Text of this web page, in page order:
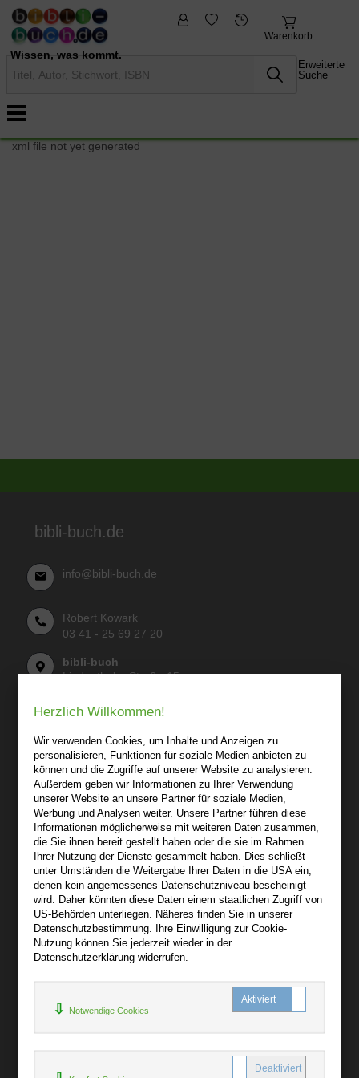
Wissen, was kommt.
Warenkorb
Erweiterte
Suche
fremdsprachige
Bücher
xml file not yet generated
bibli-buch.de
info@bibli-buch.de
Robert Kowark
03 41 - 25 69 27 20
bibli-buch
Lindenthaler Straße 15
Wir sind gerne für Sie persönlich da.
Über bibli-buch.de
+
AGB
Impressum
Widerruf
Datenschutz
Hilfe
+
Herzlich Willkommen!
Wir verwenden Cookies, um Inhalte und Anzeigen zu
personalisieren, Funktionen für soziale Medien anbieten zu
können und die Zugriffe auf unserer Website zu analysieren.
Außerdem geben wir Informationen zu Ihrer Verwendung
unserer Website an unsere Partner für soziale Medien,
Werbung und Analysen weiter. Unsere Partner führen diese
Informationen möglicherweise mit weiteren Daten zusammen,
die Sie ihnen bereit gestellt haben oder die sie im Rahmen
Ihrer Nutzung der Dienste gesammelt haben. Dies schließt
unter Umständen die Weitergabe Ihrer Daten in die USA ein,
denen kein angemessenes Datenschutzniveau bescheinigt
wird. Daher könnten diese Daten einem staatlichen Zugriff von
US-Behörden unterliegen. Näheres finden Sie in unserer
Datenschutzbestimmung. Ihre Einwilligung zur Cookie-
Nutzung können Sie jederzeit wieder in der
Datenschutzerklärung widerrufen.
Notwendige Cookies